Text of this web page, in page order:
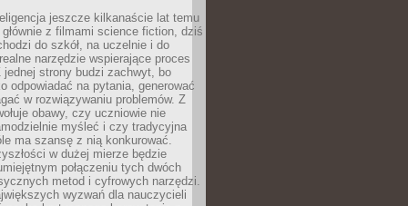
jeszcze kilkanaście lat temu
głównie z filmami science fiction, dziś
do szkół, na uczelnie i do
narzędzie wspierające proces
jednej strony budzi zachwyt, bo
odpowiadać na pytania, generować
w rozwiązywaniu problemów. Z
obawy, czy uczniowie nie
myśleć i czy tradycyjna
ma szansę z nią konkurować.
w dużej mierze będzie
połączeniu tych dwóch
metod i cyfrowych narzędzi.
wyzwań dla nauczycieli